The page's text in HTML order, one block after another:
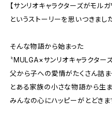
【サンリオキャラクターズがモル
というストーリーを思いつきました
そんな物語から始まった
〝MULGA×サンリオキャラクター
父から子への愛情がたくさん詰ま
とある家族の小さな物語から生
みんなの心にハッピーがとどき